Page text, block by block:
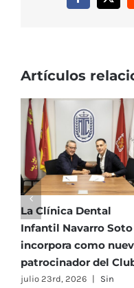
Artículos
La Clínica Dental
Infantil Navarro Soto
incorpora como
patrocinador del
julio 23rd, 2026 |
Sin